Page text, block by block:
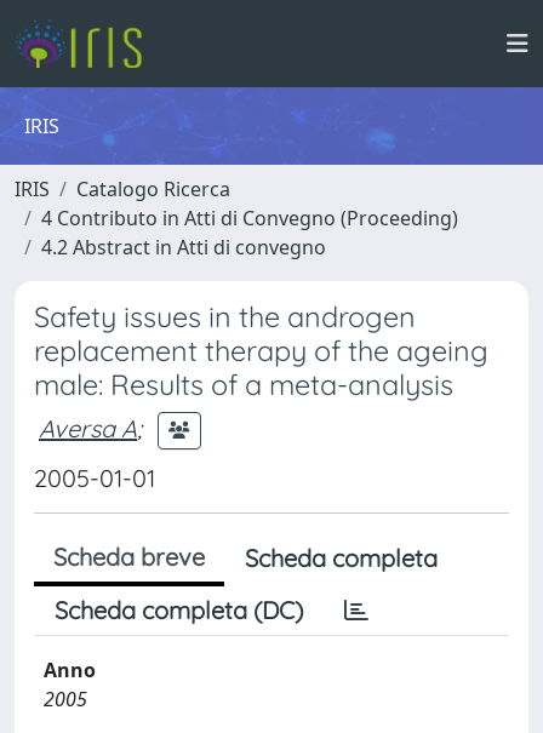
IRIS
IRIS
Catalogo Ricerca
4 Contributo in Atti di Convegno (Proceeding)
4.2 Abstract in Atti di convegno
Safety issues in the androgen
replacement therapy of the ageing
male: Results of a meta-analysis
Aversa A;
2005-01-01
Scheda breve
Scheda completa
Scheda completa (DC)
Anno
2005